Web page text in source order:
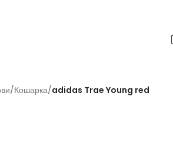
/Кошарка/adidas Trae Young red